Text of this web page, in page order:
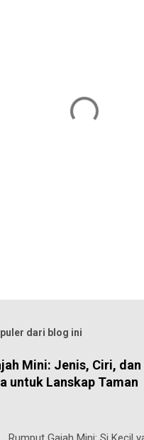
dari blog ini
Mini: Jenis, Ciri, dan
untuk Lanskap Taman